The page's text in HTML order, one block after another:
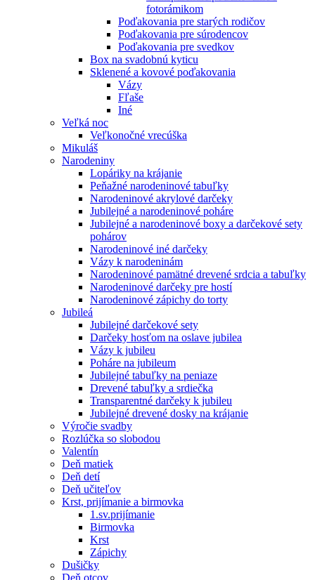
fotorámikom
Poďakovania pre starých rodičov
Poďakovania pre súrodencov
Poďakovania pre svedkov
Box na svadobnú kyticu
Sklenené a kovové poďakovania
Vázy
Fľaše
Iné
Veľká noc
Veľkonočné vrecúška
Mikuláš
Narodeniny
Lopáriky na krájanie
Peňažné narodeninové tabuľky
Narodeninové akrylové darčeky
Jubilejné a narodeninové poháre
Jubilejné a narodeninové boxy a darčekové sety
pohárov
Narodeninové iné darčeky
Vázy k narodeninám
Narodeninové pamätné drevené srdcia a tabuľky
Narodeninové darčeky pre hostí
Narodeninové zápichy do torty
Jubileá
Jubilejné darčekové sety
Darčeky hosťom na oslave jubilea
Vázy k jubileu
Poháre na jubileum
Jubilejné tabuľky na peniaze
Drevené tabuľky a srdiečka
Transparentné darčeky k jubileu
Jubilejné drevené dosky na krájanie
Výročie svadby
Rozlúčka so slobodou
Valentín
Deň matiek
Deň detí
Deň učiteľov
Krst, prijímanie a birmovka
1.sv.prijímanie
Birmovka
Krst
Zápichy
Dušičky
Deň otcov